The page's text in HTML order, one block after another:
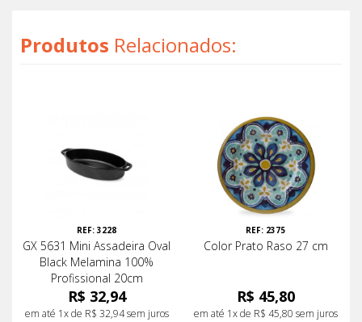
Produtos Relacionados:
REF: 3228
GX 5631 Mini Assadeira Oval
Black Melamina 100%
Profissional 20cm
R$ 32,94
em até 1x de R$ 32,94 sem juros
REF: 2375
Color Prato Raso 27 cm
R$ 45,80
em até 1x de R$ 45,80 sem juros